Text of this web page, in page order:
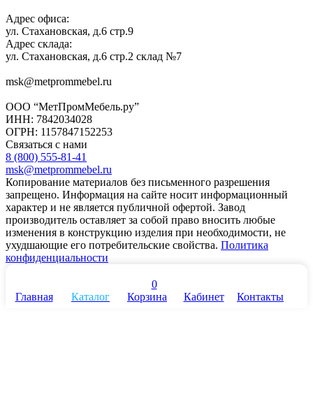
Адрес офиса:
ул. Стахановская, д.6 стр.9
Адрес склада:
ул. Стахановская, д.6 стр.2 склад №7
msk@metprommebel.ru
ООО “МетПромМебель.ру”
ИНН: 7842034028
ОГРН: 1157847152253
Связаться с нами
8 (800) 555-81-41
msk@metprommebel.ru
Копирование материалов без письменного разрешения
запрещено. Информация на сайте носит информационный
характер и не является публичной офертой. Завод
производитель оставляет за собой право вносить любые
изменения в конструкцию изделия при необходимости, не
ухудшающие его потребительские свойства. Политика
конфиденциальности
Главная Каталог
0
Корзина
Кабинет Контакты